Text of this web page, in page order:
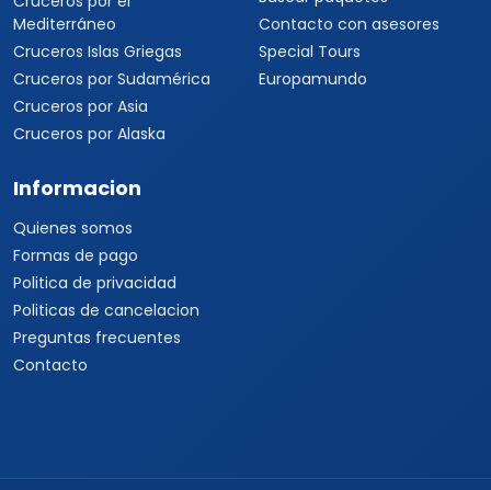
Mediterráneo
Cruceros Islas Griegas
Cruceros por Sudamérica
Cruceros por Asia
Cruceros por Alaska
Contacto con asesores
Special Tours
Europamundo
Informacion
Quienes somos
Formas de pago
Politica de privacidad
Politicas de cancelacion
Preguntas frecuentes
Contacto